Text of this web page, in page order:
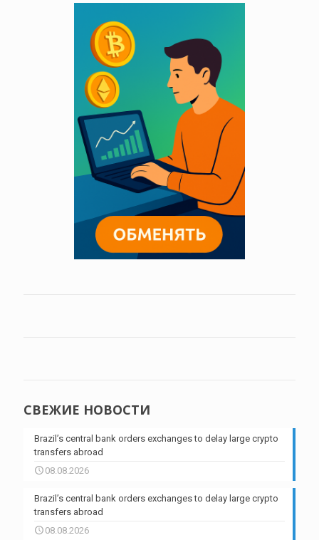
СВЕЖИЕ НОВОСТИ
Brazil’s central bank orders exchanges to delay large crypto
transfers abroad
08.08.2026
Brazil’s central bank orders exchanges to delay large crypto
transfers abroad
08.08.2026